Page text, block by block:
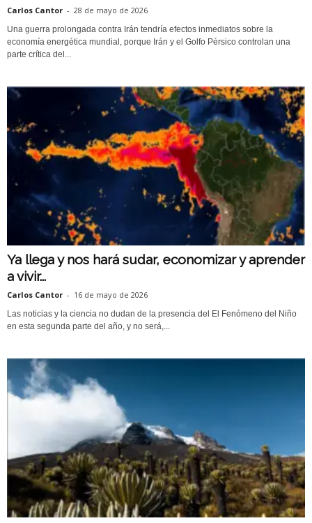
Carlos Cantor - 28 de mayo de 2026
Una guerra prolongada contra Irán tendría efectos inmediatos sobre la
economía energética mundial, porque Irán y el Golfo Pérsico controlan una
parte crítica del...
Ya llega y nos hará sudar, economizar y aprender
a vivir...
Carlos Cantor - 16 de mayo de 2026
Las noticias y la ciencia no dudan de la presencia del El Fenómeno del Niño
en esta segunda parte del año, y no será,...